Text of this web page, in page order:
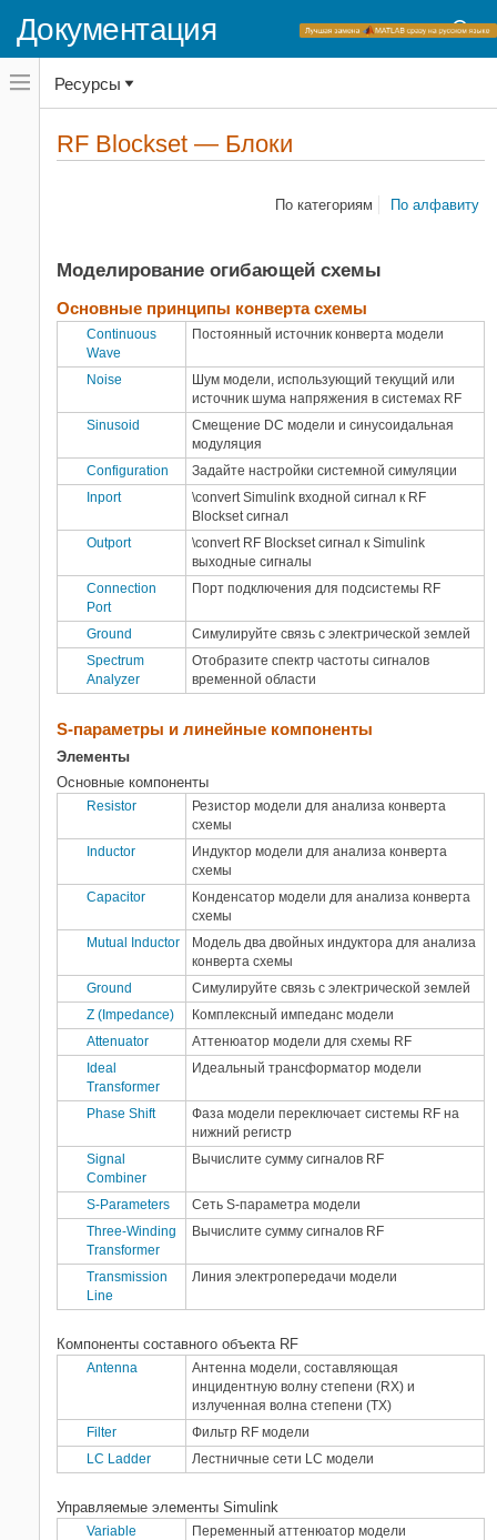
Документация
Переключатель
навигационного
меню
переключатель
Блоки
Motor Control Blockset
OPC Toolbox
Powertrain Blockset
схемы
основополосная симуляция
2
Идеализированная
основополосная симуляция
Robotics System Toolbox
Robust Control Toolbox
Sensor Fusion and Tracking Toolbox
SerDes Toolbox
Simscape Driveline
Simscape Electrical
Simscape Fluids
Simscape Multibody
Simulink 3D Animation
Simulink Design Optimization
Simulink Desktop Real-Time
Simulink PLC Coder
Simulink Real-Time
Simulink Requirements
SoC Blockset
Statistics and Machine Learning
System Composer
System Identification Toolbox
UAV Toolbox
Vehicle Network Toolbox
Wireless HDL Toolbox
Расширенные
возможности
4
Генерация C/C++ кода
Тип блока
Все
Simulink
3
Ресурсы
RF Blockset — Блоки
По категориям По алфавиту
Моделирование огибающей схемы
Основные принципы конверта схемы
Continuous
Wave
Постоянный источник конверта модели
Noise
Шум модели, использующий текущий или
источник шума напряжения в системах RF
Sinusoid
Смещение DC модели и синусоидальная
модуляция
Configuration
Задайте настройки системной симуляции
Inport
\convertSimulink входной сигнал к RF
Blocksetсигнал
Outport
\convert RF Blocksetсигнал к Simulink
выходные сигналы
Connection
Port
Порт подключения для подсистемы RF
Ground
Симулируйте связь с электрической землей
Spectrum
Analyzer
Отобразите спектр частоты сигналов
временной области
S-параметры и линейные компоненты
Элементы
Основные компоненты
Resistor
Резистор модели для анализа конверта
схемы
Inductor
Индуктор модели для анализа конверта
схемы
Capacitor
Конденсатор модели для анализа конверта
схемы
Mutual Inductor
Модель два двойных индуктора для анализа
конверта схемы
Ground
Симулируйте связь с электрической землей
Z (Impedance)
Комплексный импеданс модели
Attenuator
Аттенюатор модели для схемы RF
Ideal
Transformer
Идеальный трансформатор модели
Phase Shift
Фаза модели переключает системы RF на
нижний регистр
Signal
Combiner
Вычислите сумму сигналов RF
S-Parameters
Сеть S-параметра модели
Three-Winding
Transformer
Вычислите сумму сигналов RF
Transmission
Line
Линия электропередачи модели
Компоненты составного объекта RF
Antenna
Антенна модели, составляющая
инцидентную волну степени (RX) и
излученная волна степени (TX)
Filter
Фильтр RF модели
LC Ladder
Лестничные сети LC модели
Управляемые элементы Simulink
Variable
Переменный аттенюатор модели